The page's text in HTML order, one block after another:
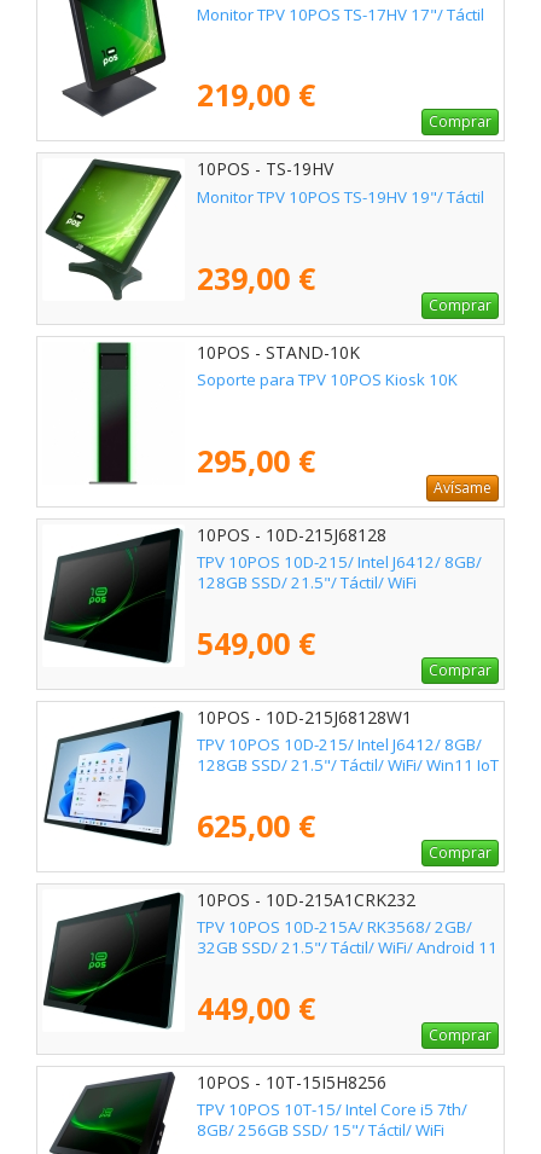
Monitor TPV 10POS TS-17HV 17"/ Táctil
219,00 €
Comprar
10POS - TS-19HV
Monitor TPV 10POS TS-19HV 19"/ Táctil
239,00 €
Comprar
10POS - STAND-10K
Soporte para TPV 10POS Kiosk 10K
295,00 €
Avísame
10POS - 10D-215J68128
TPV 10POS 10D-215/ Intel J6412/ 8GB/
128GB SSD/ 21.5"/ Táctil/ WiFi
549,00 €
Comprar
10POS - 10D-215J68128W1
TPV 10POS 10D-215/ Intel J6412/ 8GB/
128GB SSD/ 21.5"/ Táctil/ WiFi/ Win11 IoT
625,00 €
Comprar
10POS - 10D-215A1CRK232
TPV 10POS 10D-215A/ RK3568/ 2GB/
32GB SSD/ 21.5"/ Táctil/ WiFi/ Android 11
449,00 €
Comprar
10POS - 10T-15I5H8256
TPV 10POS 10T-15/ Intel Core i5 7th/
8GB/ 256GB SSD/ 15"/ Táctil/ WiFi